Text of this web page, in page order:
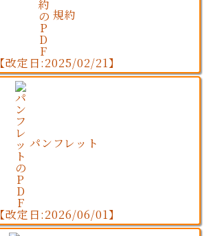
規約
【改定日:2025/02/21】
パンフレット
【改定日:2026/06/01】